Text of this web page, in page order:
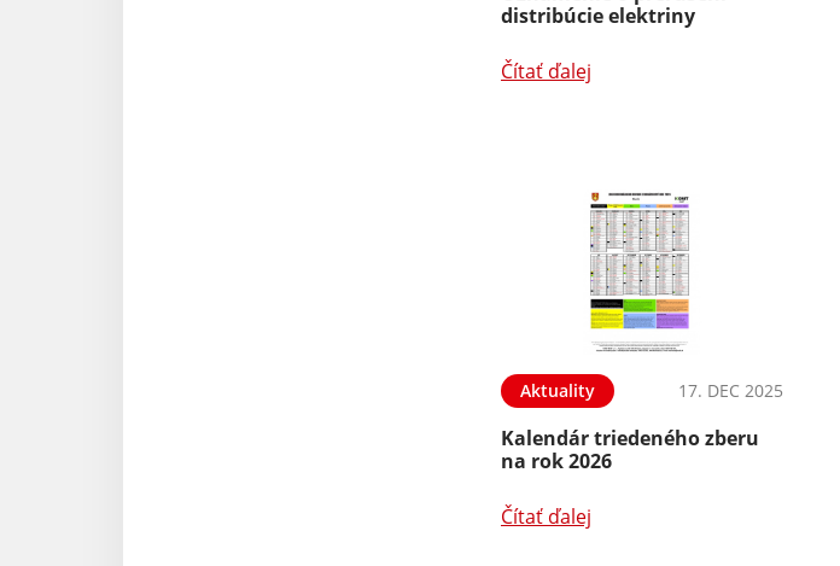
distribúcie elektriny
Čítať ďalej
Aktuality 17. DEC 2025
Kalendár triedeného zberu
na rok 2026
Čítať ďalej